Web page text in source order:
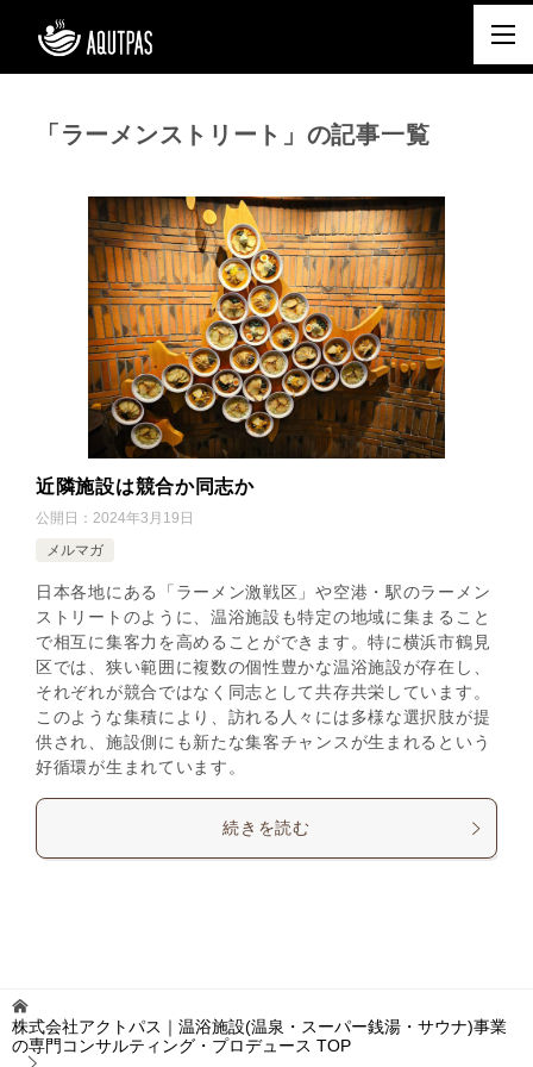
「ラーメンストリート」の記事一覧
近隣施設は競合か同志か
公開日： 2024年3月19日
メルマガ
日本各地にある「ラーメン激戦区」や空港・駅のラーメン
ストリートのように、温浴施設も特定の地域に集まること
で相互に集客力を高めることができます。特に横浜市鶴見
区では、狭い範囲に複数の個性豊かな温浴施設が存在し、
それぞれが競合ではなく同志として共存共栄しています。
このような集積により、訪れる人々には多様な選択肢が提
供され、施設側にも新たな集客チャンスが生まれるという
好循環が生まれています。
続きを読む
株式会社アクトパス｜温浴施設(温泉・スーパー銭湯・サウナ)事業
の専門コンサルティング・プロデュース TOP